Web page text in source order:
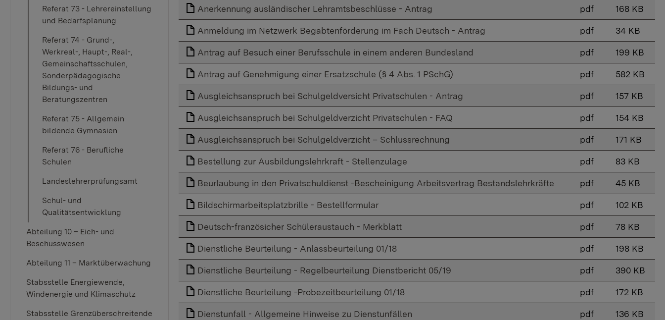
Referat 73 - Lehrereinstellung
und Bedarfsplanung
Referat 74 - Grund-,
Werkreal-, Haupt-, Real-,
Gemeinschaftsschulen,
Sonderpädagogische
Bildungs- und
Beratungszentren
Referat 75 - Allgemein
bildende Gymnasien
Referat 76 - Berufliche
Schulen
Landeslehrerprüfungsamt
Schul- und
Qualitätsentwicklung
Abteilung 10 – Eich- und
Beschusswesen
Abteilung 11 – Marktüberwachung
Stabsstelle Energiewende,
Windenergie und Klimaschutz
Stabsstelle Grenzüberschreitende
Anerkennung ausländischer Lehramtsbeschlüsse - Antrag pdf 168 KB
Anmeldung im Netzwerk Begabtenförderung im Fach Deutsch - Antrag pdf 34 KB
Antrag auf Besuch einer Berufsschule in einem anderen Bundesland pdf 199 KB
Antrag auf Genehmigung einer Ersatzschule (§ 4 Abs. 1 PSchG) pdf 582 KB
Ausgleichsanspruch bei Schulgeldversicht Privatschulen - Antrag pdf 157 KB
Ausgleichsanspruch bei Schulgeldverzicht Privatschulen - FAQ pdf 154 KB
Ausgleichsanspruch bei Schulgeldverzicht – Schlussrechnung pdf 171 KB
Bestellung zur Ausbildungslehrkraft - Stellenzulage pdf 83 KB
Beurlaubung in den Privatschuldienst -Bescheinigung Arbeitsvertrag Bestandslehrkräfte pdf 45 KB
Bildschirmarbeitsplatzbrille - Bestellformular pdf 102 KB
Deutsch-französicher Schüleraustauch - Merkblatt pdf 78 KB
Dienstliche Beurteilung - Anlassbeurteilung 01/18 pdf 198 KB
Dienstliche Beurteilung - Regelbeurteilung Dienstbericht 05/19 pdf 390 KB
Dienstliche Beurteilung -Probezeitbeurteilung 01/18 pdf 172 KB
Dienstunfall - Allgemeine Hinweise zu Dienstunfällen pdf 136 KB